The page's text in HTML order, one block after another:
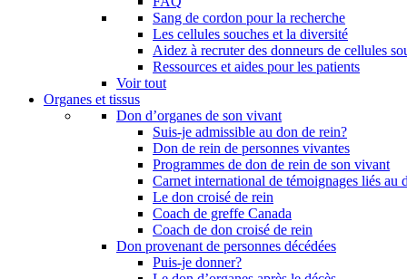
Sang de cordon pour la recherche
Les cellules souches et la diversité
Aidez à recruter des donneurs de cellules
Ressources et aides pour les patients
Voir tout
Organes et tissus
Don d’organes de son vivant
Suis-je admissible au don de rein?
Don de rein de personnes vivantes
Programmes de don de rein de son vivant
Carnet international de témoignages liés au
Le don croisé de rein
Coach de greffe Canada
Coach de don croisé de rein
Don provenant de personnes décédées
Puis-je donner?